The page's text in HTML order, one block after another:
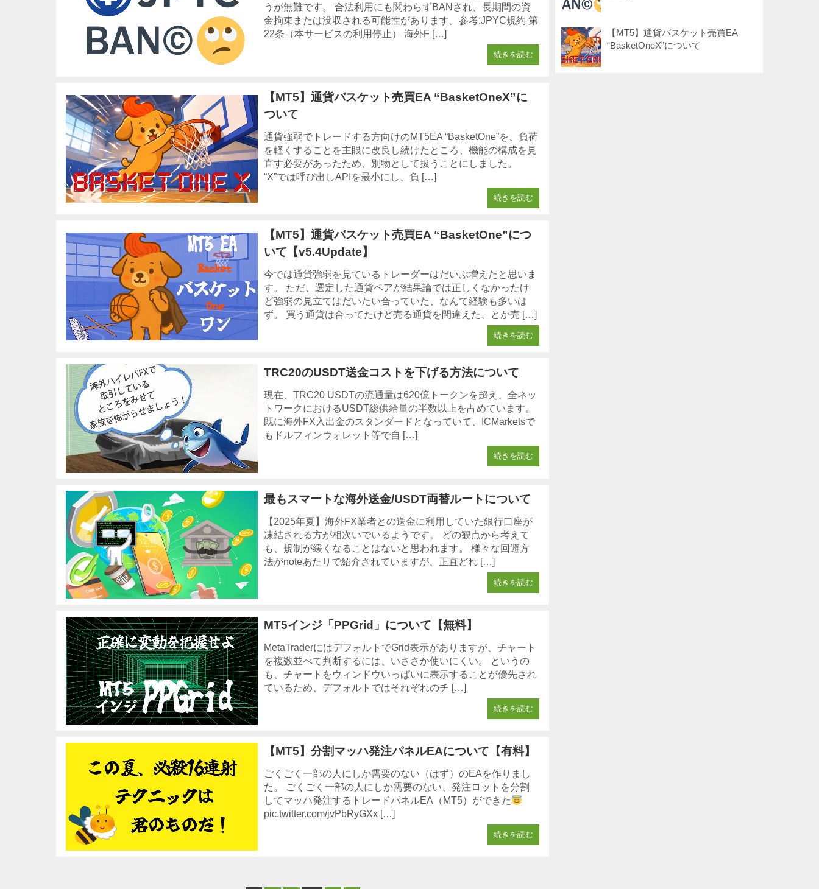
うが無難です。 合法利用にも関わらずBANされ、長期間の資
金拘束または没収される可能性があります。参考:JPYC規約 第
22条（本サービスの利用停止） 海外F […]
続きを読む
【MT5】通貨バスケット売買EA “BasketOneX”に
ついて
通貨強弱でトレードする方向けのMT5EA “BasketOne”を、負荷
を軽くすることを主眼に改良し続けたところ、機能の構成を見
直す必要があったため、別物として扱うことにしました。
“X”では呼び出しAPIを最小にし、負 […]
続きを読む
【MT5】通貨バスケット売買EA “BasketOne”につ
いて【v5.4Update】
今では通貨強弱を見ているトレーダーはだいぶ増えたと思いま
す。 ただ、選定した通貨ペアが結果論では正しくなかったけ
ど強弱の見立てはだいたい合っていた、なんて経験も多いは
ず。 買う通貨は合ってたけど売る通貨を間違えた、とか売 […]
続きを読む
TRC20のUSDT送金コストを下げる方法について
現在、TRC20 USDTの流通量は620億トークンを超え、全ネッ
トワークにおけるUSDT総供給量の半数以上を占めています。
既に海外FX入出金のスタンダードとなっていて、ICMarketsで
もドルフィンウォレット等で自 […]
続きを読む
最もスマートな海外送金/USDT両替ルートについて
【2025年夏】海外FX業者との送金に利用していた銀行口座が
凍結される方が相次いでいるようです。 どの観点から考えて
も、規制が緩くなることはないと思われます。 様々な回避方
法がnoteあたりで紹介されていますが、正直どれ […]
続きを読む
MT5インジ「PPGrid」について【無料】
MetaTraderにはデフォルトでGrid表示がありますが、チャート
を複数並べて判断するには、いささか使いにくい。 というの
も、チャートをウィンドウいっぱいに表示することが優先され
ているため、デフォルトではそれぞれのチ […]
続きを読む
【MT5】分割マッハ発注パネルEAについて【有料】
ごくごく一部の人にしか需要のない（はず）のEAを作りまし
た。 ごくごく一部の人にしか需要のない、発注ロットを分割
してマッハ発注するトレードパネルEA（MT5）ができた
pic.twitter.com/jvPbRyGXx […]
続きを読む
【MT5】通貨バスケット売買EA
“BasketOneX”について